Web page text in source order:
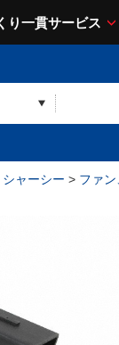
り一貫サービス
ャーシー > ファン